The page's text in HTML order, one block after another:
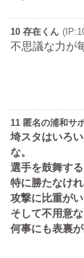
10 存在くん
不思議な力が
11 匿名の浦和サ
埼スタはいろ
な。
選手を鼓舞す
特に勝たなけ
攻撃に比重が
そして不用意
何事にも表裏が